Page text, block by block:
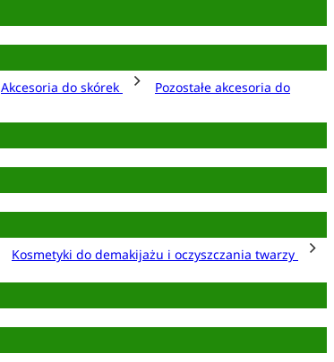
Akcesoria do skórek
Pozostałe akcesoria do
Kosmetyki do demakijażu i oczyszczania twarzy